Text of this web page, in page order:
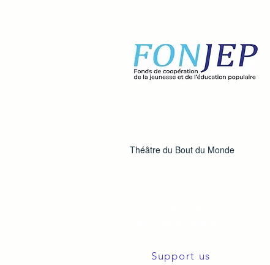
Théâtre du Bout du Monde
Support us